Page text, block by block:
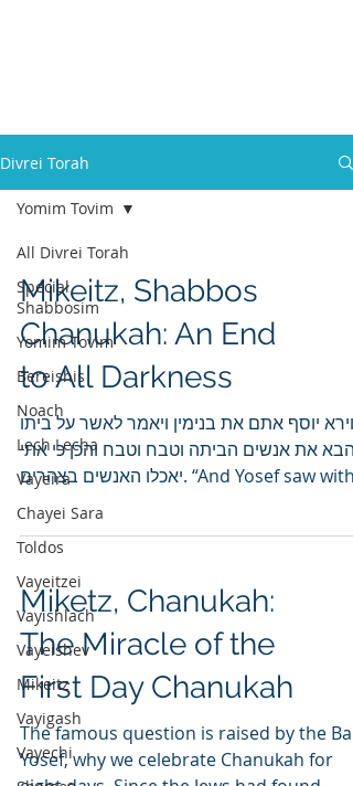
Divrei Torah
All Divrei Torah
Special
Shabbosim
Yomim Tovim
Bereishis
Noach
Lech Lecha
Vayeira
Chayei Sara
Toldos
Vayeitzei
Vayishlach
Vayeishev
Mikeitz
Vayigash
Vayechi
Yomim Tovim
Mikeitz, Shabbos
Chanukah: An End
to All Darkness
וירא יוסף אתם את בנימין ויאמר לאשר על ביתו
הבא את אנשים הביתה וטבח וטבח והכן כי אתי
יאכלו האנשים בצהרים. “And Yosef saw with
them...
Miketz, Chanukah:
The Miracle of the
First Day Chanukah
The famous question is raised by the Bais
Yosef, why we celebrate Chanukah for